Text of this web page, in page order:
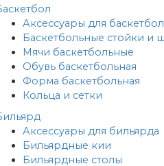
Аксессуары для
Баскетбольные стойки и
Мячи баскетбольные
Обувь баскетбольная
Форма баскетбольная
Кольца и сетки
Аксессуары для бильярда
Бильярдные кии
Бильярдные столы